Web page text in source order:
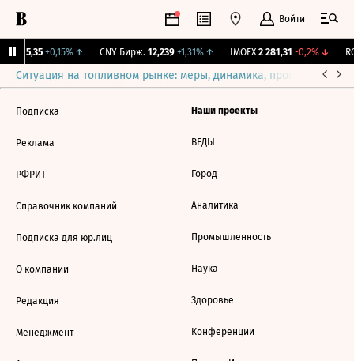
Войти
115,35 +0,15%↑ CNY Бирж. 12,239 +1,31%↑ IMOEX 2 281,31 -0,2%↓
Ситуация на топливном рынке: меры, динамика, прогнозы
Подписка
Реклама
РФРИТ
Справочник компаний
Подписка для юр.лиц
О компании
Редакция
Менеджмент
Наши проекты
ВЕДЫ
Город
Аналитика
Промышленность
Наука
Здоровье
Конференции